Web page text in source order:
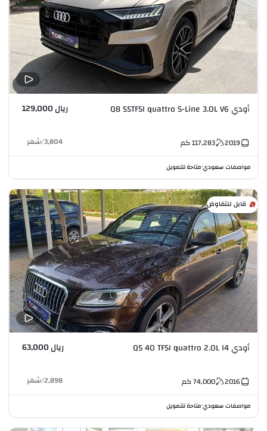
أودي Q8 55TFSI quattro S-Line 3.0L V6 ريال 129,000
2019
117,283كم 3,804
/شهر
مواصفات سعودي•متاحة للتمويل
قابل للتفاوض
أودي Q5 40 TFSI quattro 2.0L I4 ريال 63,000
2016
74,000كم 2,898
/شهر
مواصفات سعودي•متاحة للتمويل